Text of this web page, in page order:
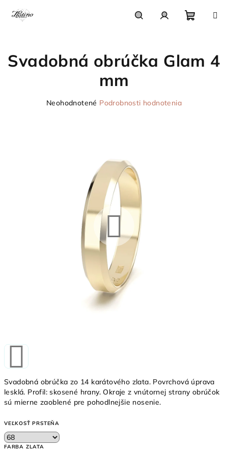
košík
Svadobná obrúčka zo 14 karátového zlata. Povrchová úprava
lesklá. Profil: skosené hrany. Okraje z vnútornej strany obrúčok
sú mierne zaoblené pre pohodlnejšie nosenie.
VEĽKOSŤ PRSTEŇA
FARBA ZLATA
Svadobná obrúčka Glam 4
mm
Priemerné
Neohodnotené Podrobnosti hodnotenia